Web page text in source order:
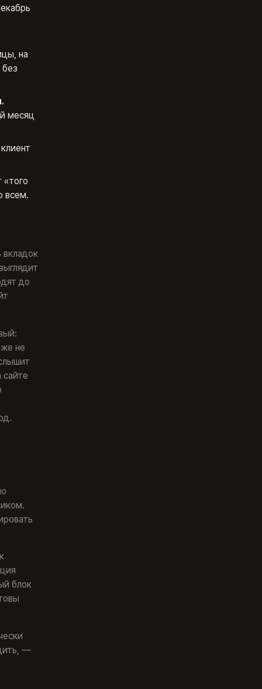
на
без
месяц
«того
всем.
вкладок
до
не
блок
—